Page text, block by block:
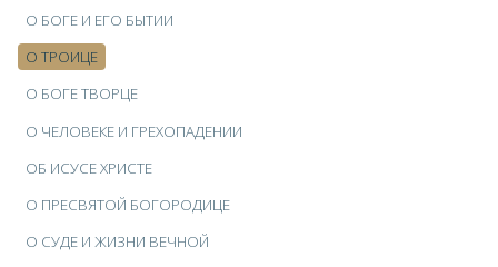
О БОГЕ И ЕГО БЫТИИ
О ТРОИЦЕ
О БОГЕ ТВОРЦЕ
О ЧЕЛОВЕКЕ И ГРЕХОПАДЕНИИ
ОБ ИСУСЕ ХРИСТЕ
О ПРЕСВЯТОЙ БОГОРОДИЦЕ
О СУДЕ И ЖИЗНИ ВЕЧНОЙ